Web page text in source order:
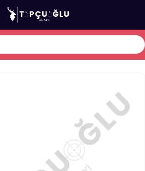
/İthal Av Tüfekleri/Otomatik Av Tüfekleri